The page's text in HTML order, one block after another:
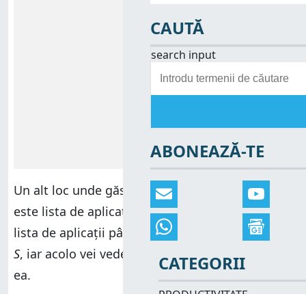
Un alt loc unde găsești Setările
Meniul Start
este lista de aplicații. Apasă pe
, derulează
lista de aplicații până la cele care încep cu litera
S, iar acolo vei vedea scurtătura Setări. Apasă pe
ea.
CAUTĂ
search input
ABONEAZĂ-TE
CATEGORII